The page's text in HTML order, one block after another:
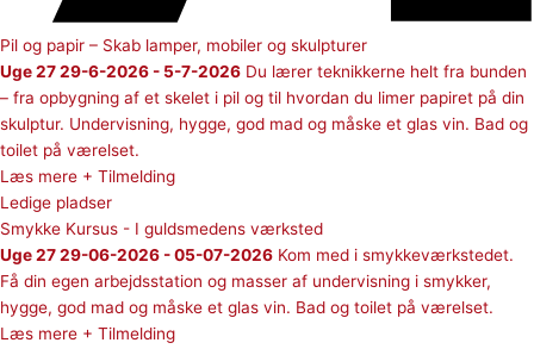
Pil og papir – Skab lamper, mobiler og skulpturer
Uge 27 29-6-2026 - 5-7-2026 Du lærer teknikkerne helt fra bunden
– fra opbygning af et skelet i pil og til hvordan du limer papiret på din
skulptur. Undervisning, hygge, god mad og måske et glas vin. Bad og
toilet på værelset.
Læs mere + Tilmelding
Ledige pladser
Smykke Kursus - I guldsmedens værksted
Uge 27 29-06-2026 - 05-07-2026 Kom med i smykkeværkstedet.
Få din egen arbejdsstation og masser af undervisning i smykker,
hygge, god mad og måske et glas vin. Bad og toilet på værelset.
Læs mere + Tilmelding